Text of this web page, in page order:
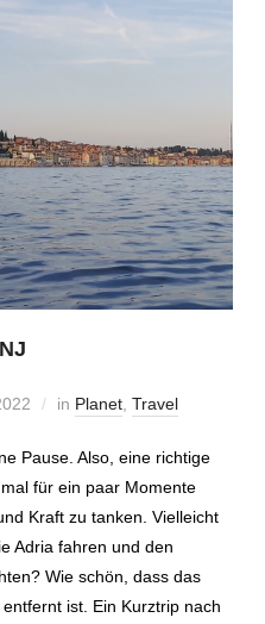
in Planet, Travel
Pause. Also, eine richtige
für ein paar Momente
Kraft zu tanken. Vielleicht
Adria fahren und den
Wie schön, dass das
ist. Ein Kurztrip nach